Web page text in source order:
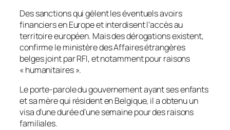
Des sanctions qui gèlent les éventuels avoirs
financiers en Europe et interdisent l’accès au
territoire européen. Mais des dérogations existent,
confirme le ministère des Affaires étrangères
belges joint par RFI, et notamment pour raisons
«humanitaires».
Le porte-parole du gouvernement ayant ses enfants
et sa mère qui résident en Belgique, il a obtenu un
visa d’une durée d’une semaine pour des raisons
familiales.